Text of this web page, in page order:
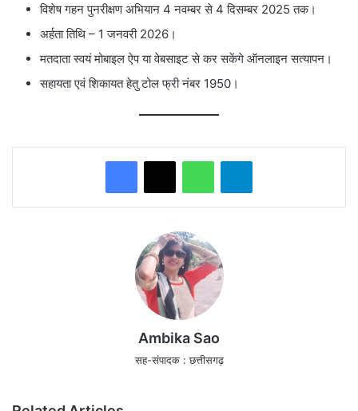
विशेष गहन पुनरीक्षण अभियान 4 नवम्बर से 4 दिसम्बर 2025 तक।
अर्हता तिथि – 1 जनवरी 2026।
मतदाता स्वयं मोबाइल ऐप या वेबसाइट से कर सकेंगे ऑनलाइन सत्यापन।
सहायता एवं शिकायत हेतु टोल फ्री नंबर 1950।
WhatsAppTelegram
Ambika Sao
सह-संपादक : छत्तीसगढ़